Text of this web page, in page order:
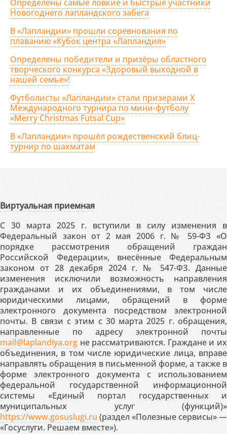
Определены самые ловкие и быстрые участники
Новогоднего лапландского забега
В «Лапландии» прошли соревнования по
плаванию «Кубок центра «Лапландия»
Определены победители и призёры областного
творческого конкурса «Здоровый выходной в
нашей семье»!
Футболисты «Лапландии» стали призерами X
Международного турнира по мини-футболу
«Merry Christmas Futsal Cup»
В «Лапландии» прошёл рождественский блиц-
турнир по шахматам
Виртуальная приемная
С 30 марта 2025 г. вступили в силу изменения в
Федеральный закон от 2 мая 2006 г. № 59-ФЗ «О
порядке рассмотрения обращений граждан
Российской Федерации», внесённые Федеральным
законом от 28 декабря 2024 г. № 547-ФЗ. Данные
изменения исключили возможность направления
гражданами и их объединениями, в том числе
юридическими лицами, обращений в форме
электронного документа посредством электронной
почты. В связи с этим с 30 марта 2025 г. обращения,
направленные по адресу электронной почты
mail@laplandiya.org не рассматриваются. Граждане и их
объединения, в том числе юридические лица, вправе
направлять обращения в письменной форме, а также в
форме электронного документа с использованием
федеральной государственной информационной
системы «Единый портал государственных и
муниципальных услуг (функций)»
https://www.gosuslugi.ru (раздел «Полезные сервисы» —
«Госуслуги. Решаем вместе»).